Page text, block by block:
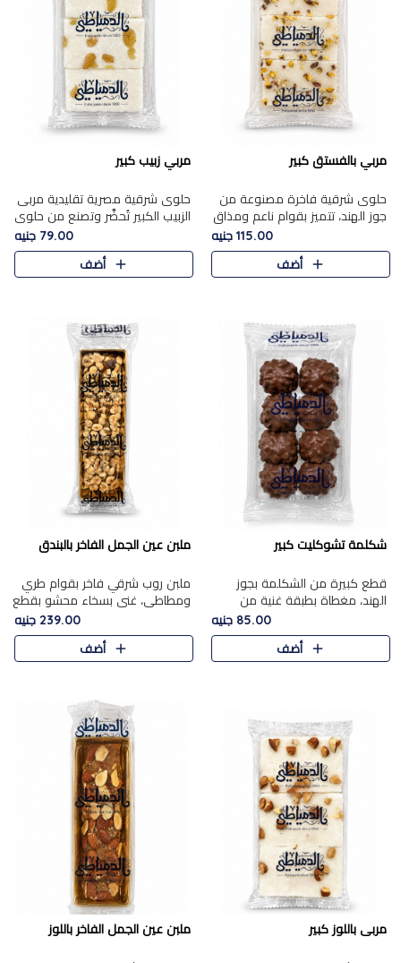
مربي بالفستق كبير
حلوى شرقية فاخرة مصنوعة من
جوز الهند، تتميز بقوام ناعم ومذاق
غني، وتزين بقطع من الفستق
الفاخر التي تضيف عليها قرمشة
115.00 جنيه
أضف
مربي زبيب كبير
حلوى شرقية مصرية تقليدية مربى
الزبيب الكبير تُحضَّر وتصنع من حلوي
جوز الهند باسد بقوام طري ومذاق
غني، وتُزين وتغطا بحبات الزبيب
الذهبي التي ..
79.00 جنيه
أضف
شكلمة تشوكليت كبير
قطع كبيرة من الشكلمة بجوز
الهند، مغطاة بطبقة غنية من
الشوكولاتة الفاخرة لتجمع بين
القوام الطري من الداخل مركز جوز
الهند المطاطي والمذاق الغن..
85.00 جنيه
أضف
ملبن عين الجمل الفاخر بالبندق
ملبن روب شرقي فاخر بقوام طري
ومطاطي، غني بسخاء محشو بقطع
عين الجمل والبندق المحمص التي
تضيف قرمشة مميزة مُرضية
ونكهة جوزية غنية في كل
239.00 جنيه
أضف
مربى باللوز كبير ملبن عين الجمل الفاخر باللوز